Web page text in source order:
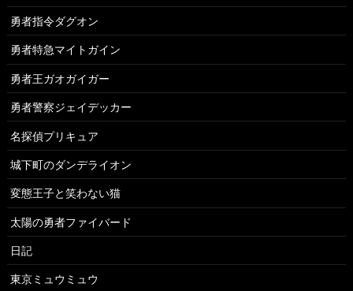
勇者指令ダグオン
勇者特急マイトガイン
勇者王ガオガイガー
勇者警察ジェイデッカー
名探偵プリキュア
城下町のダンデライオン
変態王子と笑わない猫
太陽の勇者ファイバード
日記
東京ミュウミュウ